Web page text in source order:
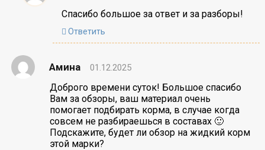
Спасибо большое за ответ и за разборы!
Ответить
Амина 01.12.2025
Доброго времени суток! Большое спасибо
Вам за обзоры, ваш материал очень
помогает подбирать корма, в случае когда
совсем не разбираешься в составах 🙂
Подскажите, будет ли обзор на жидкий корм
этой марки?